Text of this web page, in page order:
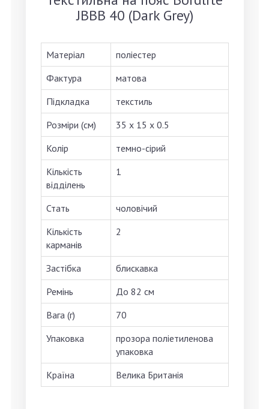
JBBB 40 (Dark Grey)
Матеріал
поліестер
Фактура
матова
Підкладка
текстиль
Розміри (см)
35 х 15 х 0.5
Колір
темно-сірий
Кількість
відділень
1
Стать
чоловічий
Кількість
карманів
2
Застібка
блискавка
Ремінь
До 82 см
Вага (г)
70
Упаковка
прозора поліетиленова
упаковка
Країна
Велика Британія